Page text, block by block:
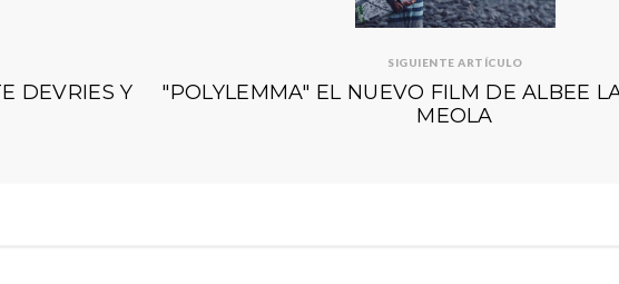
DEVRIES Y
SIGUIENTE ARTÍCULO
"POLYLEMMA" EL NUEVO FILM DE ALBEE
MEOLA